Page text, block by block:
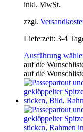
inkl. MwSt.
zzgl.
Lieferzeit: 3-4
Ausführung
auf die
auf die